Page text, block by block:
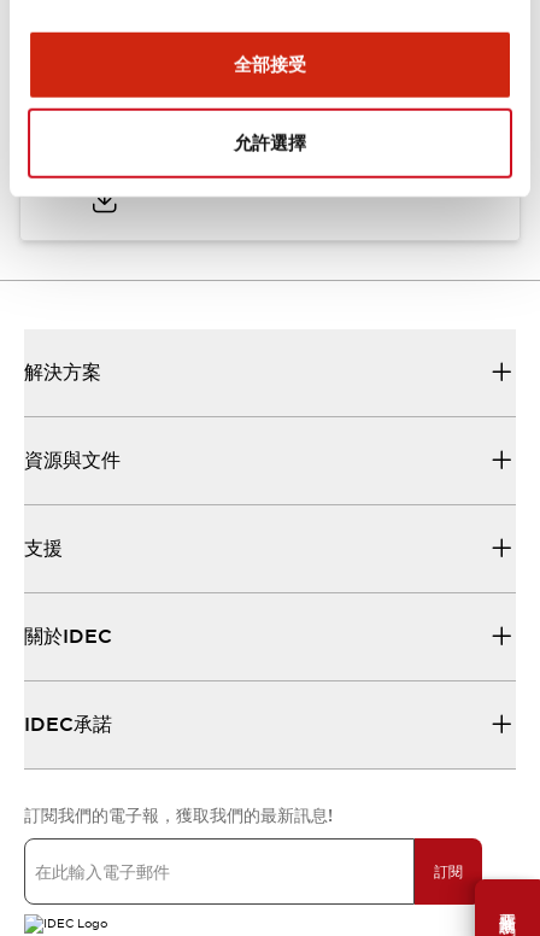
全部接受
允許選擇
需要幫助嗎？
型錄和宣傳手冊 CAD檔 認證與標準
ø25/30 系列 CS型 凸輪開關
解決方案
資源與文件
支援
關於IDEC
IDEC承諾
訂閱我們的電子報，獲取我們的最新訊息!
訂閱